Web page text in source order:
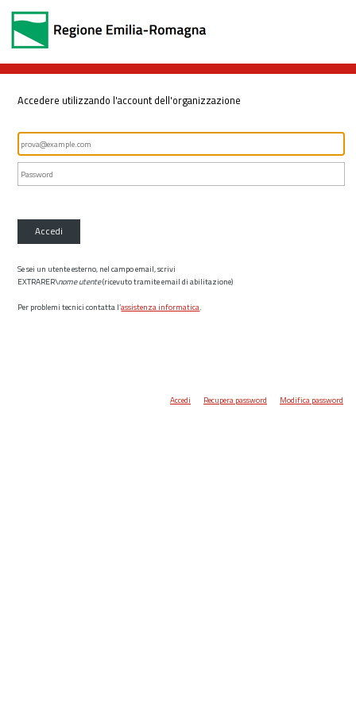
Accedere utilizzando l'account dell'organizzazione
Accedi
Se sei un utente esterno, nel campo email, scrivi
EXTRARER\nome utente(ricevuto tramite email di abilitazione)
Per problemi tecnici contatta l’assistenza informatica.
Accedi Recupera password Modifica password